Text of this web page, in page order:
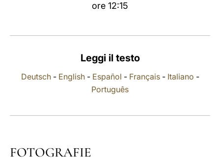
ore 12:15
Leggi il testo
Deutsch- English- Español - Français- Italiano -
Português
FOTOGRAFIE